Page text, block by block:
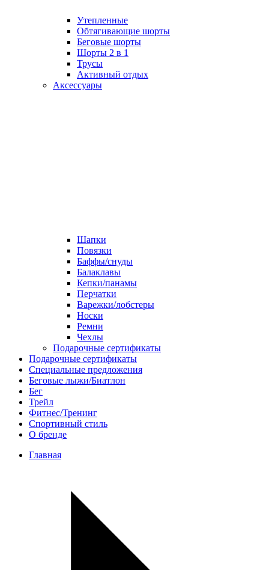
Утепленные
Обтягивающие шорты
Беговые шорты
Шорты 2 в 1
Трусы
Активный отдых
Аксессуары
Шапки
Повязки
Баффы/снуды
Балаклавы
Кепки/панамы
Перчатки
Варежки/лобстеры
Носки
Ремни
Чехлы
Подарочные сертификаты
Подарочные сертификаты
Специальные предложения
Беговые лыжи/Биатлон
Бег
Трейл
Фитнес/Тренинг
Спортивный стиль
О бренде
Главная